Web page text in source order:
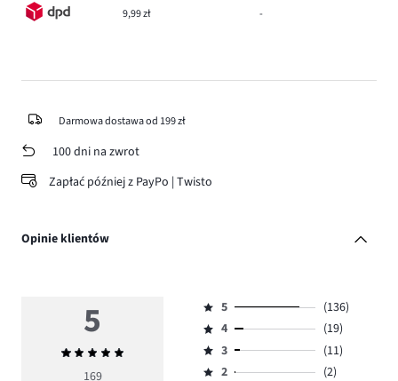
9,99 zł -
Darmowa dostawa od 199 zł
100 dni na zwrot
Zapłać później z PayPo | Twisto
Opinie klientów
5
Średnia
ocena
169
Ocena
5,
ilość
głosów
5
(136)
Ocena
4,
ilość
4
(19)
Ocena
3,
3
(11)
2
(2)